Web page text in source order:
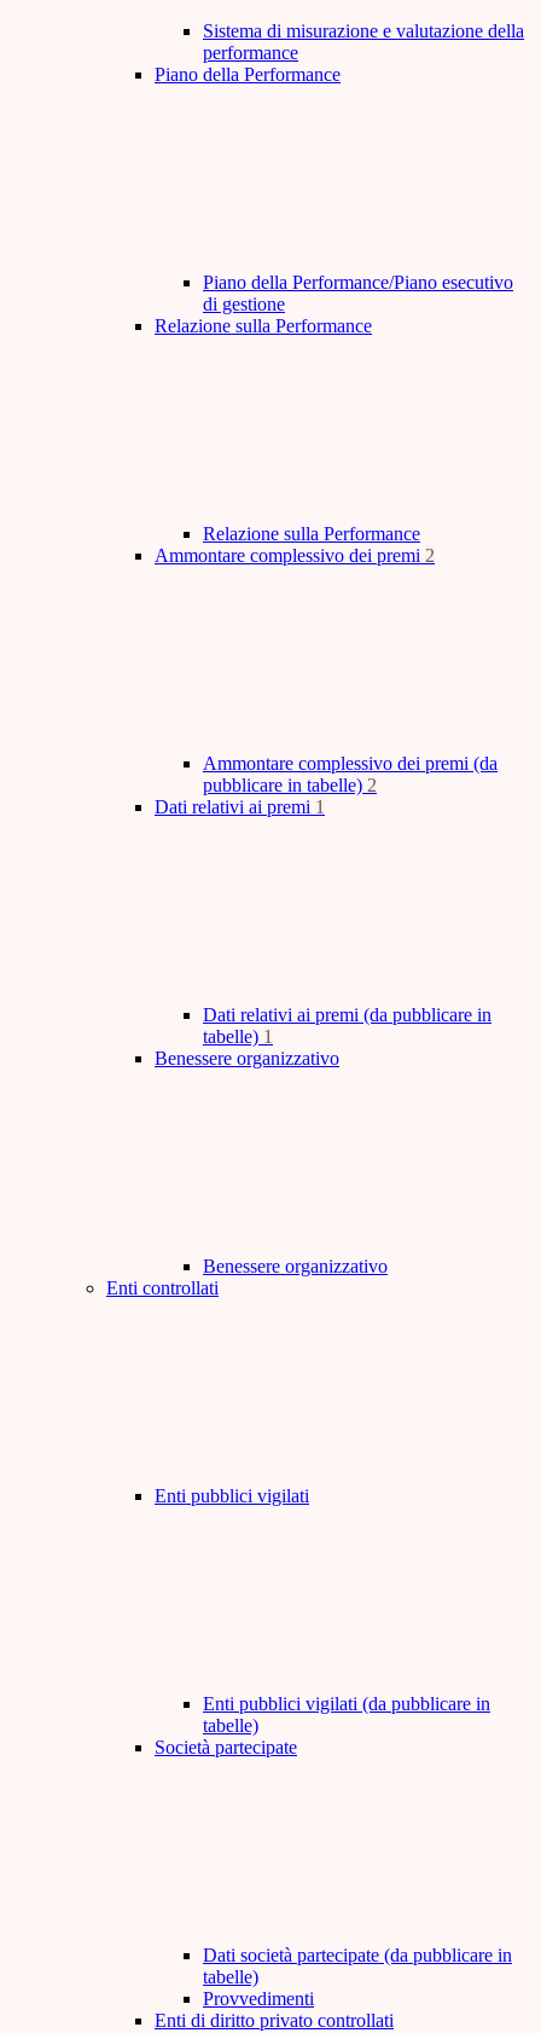
Sistema di misurazione e valutazione della
performance
Piano della Performance
Piano della Performance/Piano esecutivo
di gestione
Relazione sulla Performance
Relazione sulla Performance
Ammontare complessivo dei premi 2
Ammontare complessivo dei premi (da
pubblicare in tabelle) 2
Dati relativi ai premi 1
Dati relativi ai premi (da pubblicare in
tabelle) 1
Benessere organizzativo
Benessere organizzativo
Enti controllati
Enti pubblici vigilati
Enti pubblici vigilati (da pubblicare in
tabelle)
Società partecipate
Dati società partecipate (da pubblicare in
tabelle)
Provvedimenti
Enti di diritto privato controllati